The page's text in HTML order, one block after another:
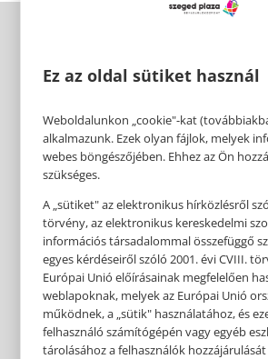
Ez az oldal sütiket használ
Weboldalunkon „cookie"-kat
alkalmazunk. Ezek olyan fájlok, melyek
webes böngészőjében. Ehhez az Ön
szükséges.
A „sütiket" az elektronikus hírközlésről
törvény, az elektronikus kereskedelmi
információs társadalommal összefüggő
egyes kérdéseiről szóló 2001. évi CVIII.
Európai Unió előírásainak megfelelően
weblapoknak, melyek az Európai Unió
működnek, a „sütik" használatához, és
felhasználó számítógépén vagy egyéb
tárolásához a felhasználók